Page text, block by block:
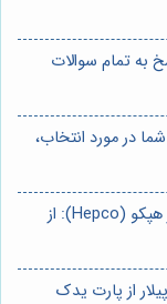
به تمام سوالات
در مورد انتخاب،
⭐️ راهنمای جامع خرید لوازم یدکی گریدر هپکو (Hepco): از
از پارت یدک